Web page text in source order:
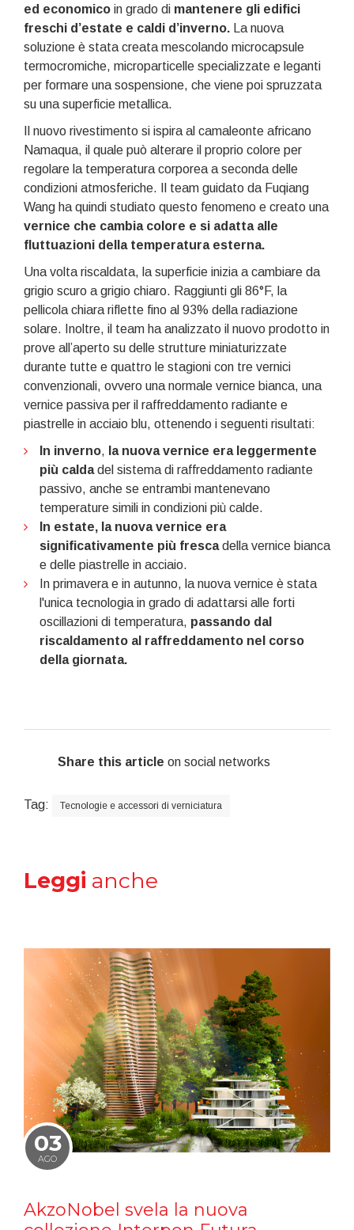
ed economico in grado di mantenere gli edifici
freschi d’estate e caldi d’inverno.
La nuova
soluzione è stata creata mescolando microcapsule
termocromiche, microparticelle specializzate e leganti
per formare una sospensione, che viene poi spruzzata
su una superficie metallica.
Il nuovo rivestimento si ispira al camaleonte africano
Namaqua, il quale può alterare il proprio colore per
regolare la temperatura corporea a seconda delle
condizioni atmosferiche. Il team guidato da Fuqiang
Wang ha quindi studiato questo fenomeno e creato una
vernice che cambia colore e si adatta alle
fluttuazioni della temperatura esterna.
Una volta riscaldata, la superficie inizia a cambiare da
grigio scuro a grigio chiaro. Raggiunti gli 86°F, la
pellicola chiara riflette fino al 93% della radiazione
solare. Inoltre, il team ha analizzato il nuovo prodotto in
prove all’aperto su delle strutture miniaturizzate
durante tutte e quattro le stagioni con tre vernici
convenzionali, ovvero una normale vernice bianca, una
vernice passiva per il raffreddamento radiante e
piastrelle in acciaio blu, ottenendo i seguenti risultati:
In inverno, la nuova vernice era leggermente
più caldadel sistema di raffreddamento radiante
passivo, anche se entrambi mantenevano
temperature simili in condizioni più calde.
In estate, la nuova vernice era
significativamente più frescadella vernice bianca
e delle piastrelle in acciaio.
In primavera e in autunno, la nuova vernice è stata
l'unica tecnologia in grado di adattarsi alle forti
oscillazioni di temperatura, passando dal
riscaldamento al raffreddamento nel corso
della giornata.
Share this article on social networks
Tag: Tecnologie e accessori di verniciatura
Leggi anche
03
AGO
AkzoNobel svela la nuova